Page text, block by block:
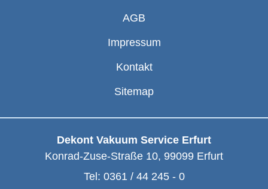
AGB
Impressum
Kontakt
Sitemap
Dekont Vakuum Service Erfurt
Konrad-Zuse-Straße 10, 99099 Erfurt
Tel: 0361 / 44 245 - 0